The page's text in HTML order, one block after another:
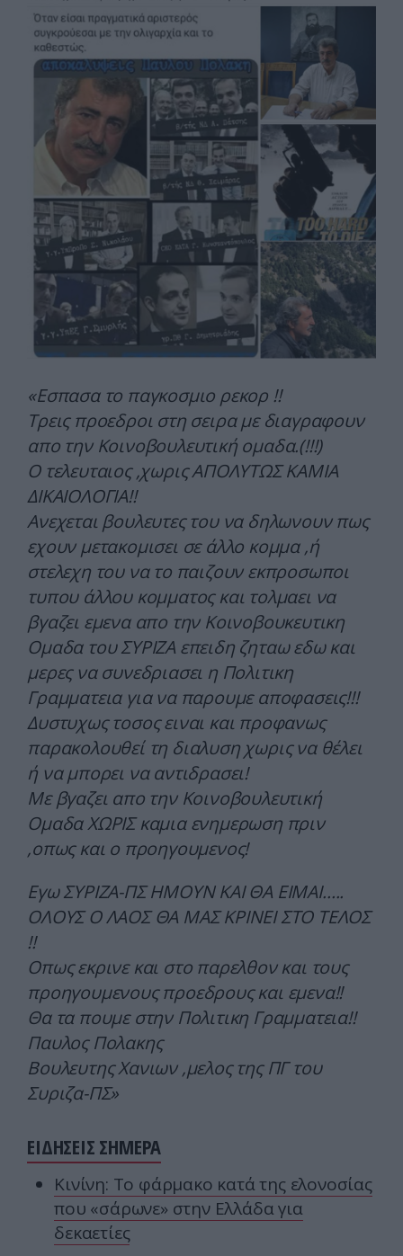
«Εσπασα το παγκοσμιο ρεκορ !!
Τρεις προεδροι στη σειρα με διαγραφουν
απο την Κοινοβουλευτική ομαδα.(!!!)
Ο τελευταιος ,χωρις ΑΠΟΛΥΤΩΣ ΚΑΜΙΑ
ΔΙΚΑΙΟΛΟΓΙΑ!!
Ανεχεται βουλευτες του να δηλωνουν πως
εχουν μετακομισει σε άλλο κομμα ,ή
στελεχη του να το παιζουν εκπροσωποι
τυπου άλλου κομματος και τολμαει να
βγαζει εμενα απο την Κοινοβουκευτικη
Ομαδα του ΣΥΡΙΖΑ επειδη ζηταω εδω και
μερες να συνεδριασει η Πολιτικη
Γραμματεια για να παρουμε αποφασεις!!!
Δυστυχως τοσος ειναι και προφανως
παρακολουθεί τη διαλυση χωρις να θέλει
ή να μπορει να αντιδρασει!
Με βγαζει απο την Κοινοβουλευτική
Ομαδα ΧΩΡΙΣ καμια ενημερωση πριν
,οπως και ο προηγουμενος!
Εγω ΣΥΡΙΖΑ-ΠΣ ΗΜΟΥΝ ΚΑΙ ΘΑ ΕΙΜΑΙ…..
ΟΛΟΥΣ Ο ΛΑΟΣ ΘΑ ΜΑΣ ΚΡΙΝΕΙ ΣΤΟ ΤΕΛΟΣ
!!
Οπως εκρινε και στο παρελθον και τους
προηγουμενους προεδρους και εμενα!!
Θα τα πουμε στην Πολιτικη Γραμματεια!!
Παυλος Πολακης
Βουλευτης Χανιων ,μελος της ΠΓ του
Συριζα-ΠΣ»
ΕΙΔΗΣΕΙΣ ΣΗΜΕΡΑ
Κινίνη: Το φάρμακο κατά της ελονοσίας
που «σάρωνε» στην Ελλάδα για
δεκαετίες